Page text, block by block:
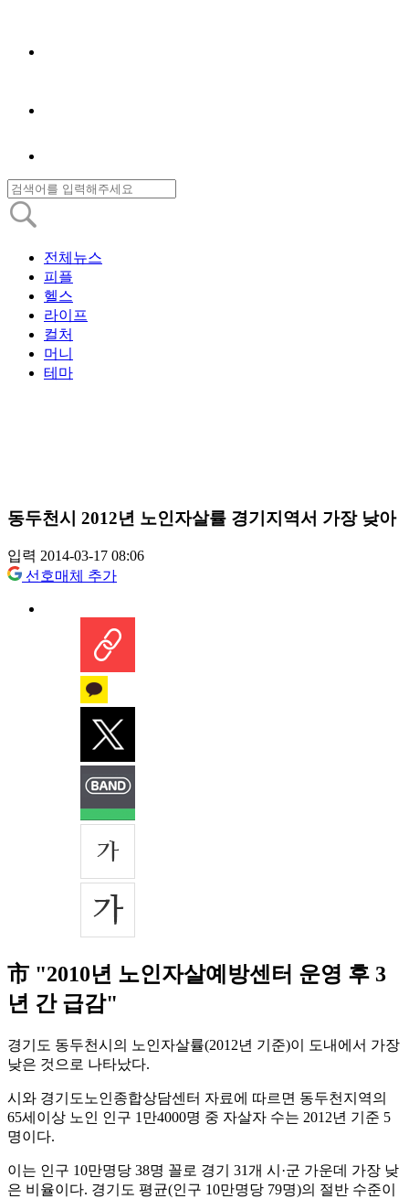
전체뉴스
피플
헬스
라이프
컬처
머니
테마
동두천시 2012년 노인자살률 경기지역서 가장 낮아
입력 2014-03-17 08:06
선호매체 추가
市 "2010년 노인자살예방센터 운영 후 3
년 간 급감"
경기도 동두천시의 노인자살률(2012년 기준)이 도내에서 가장
낮은 것으로 나타났다.
시와 경기도노인종합상담센터 자료에 따르면 동두천지역의
65세이상 노인 인구 1만4000명 중 자살자 수는 2012년 기준 5
명이다.
이는 인구 10만명당 38명 꼴로 경기 31개 시·군 가운데 가장 낮
은 비율이다. 경기도 평균(인구 10만명당 79명)의 절반 수준이